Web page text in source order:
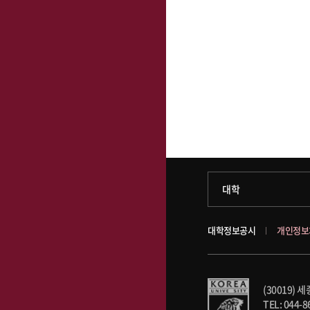
대학
과학기술대학
글로벌비즈니스대학
공공정책대학
대학정보공시 개인정
(30019) 세
TEL: 044-